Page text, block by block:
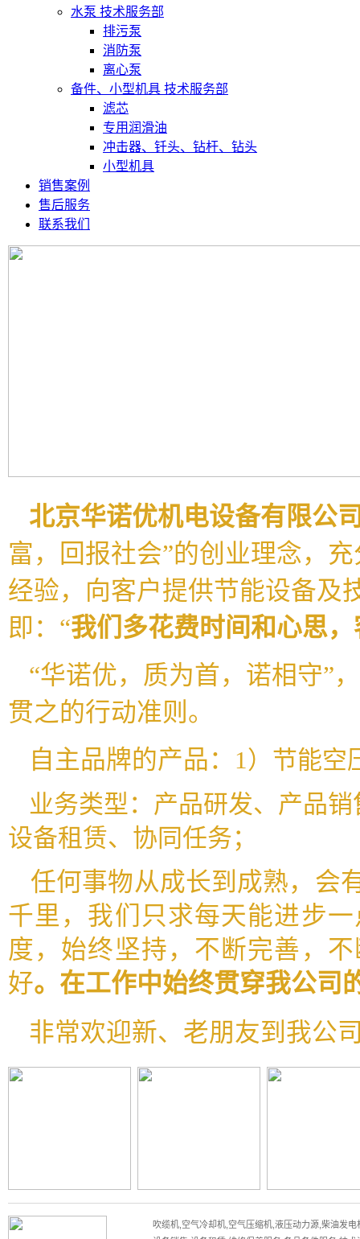
水泵 技术服务部
排污泵
消防泵
离心泵
备件、小型机具 技术服务部
滤芯
专用润滑油
冲击器、钎头、钻杆、钻头
小型机具
销售案例
售后服务
联系我们
北京华诺优机电设备有限公
富，回报社会”的创业理念，
经验，向客户提供节能设备及
即：“我们多花费时间和心思
“华诺优，质为首，诺相守”
贯之的行动准则。
自主品牌的产品： 1）节能空
业务类型：产品研发、产品
设备租赁、协同任务；
任何事物从成长到成熟，会
千里，我们只求每天能进步
度，始终坚持，不断完善，
好。在工作中始终贯穿我公司
非常欢迎新、老朋友到我公
吹缆机,空气冷却机,空气压缩机,液压动力源,柴油发